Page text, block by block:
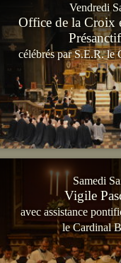
Vendredi
Office de la Croix
célébrés par S.E.R. le
Samedi
Vigile
avec assistance
le Cardinal